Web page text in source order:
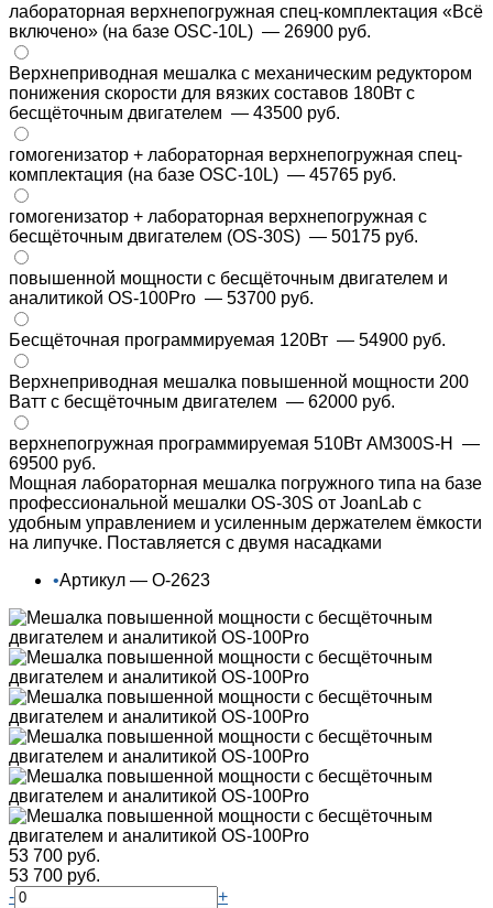
лабораторная верхнепогружная спец-комплектация «Всё
включено» (на базе OSC-10L) — 26900 руб.
Верхнеприводная мешалка с механическим редуктором
понижения скорости для вязких составов 180Вт с
бесщёточным двигателем — 43500 руб.
гомогенизатор + лабораторная верхнепогружная спец-
комплектация (на базе OSC-10L) — 45765 руб.
гомогенизатор + лабораторная верхнепогружная с
бесщёточным двигателем (OS-30S) — 50175 руб.
повышенной мощности с бесщёточным двигателем и
аналитикой OS-100Pro — 53700 руб.
Бесщёточная программируемая 120Вт — 54900 руб.
Верхнеприводная мешалка повышенной мощности 200
Ватт с бесщёточным двигателем — 62000 руб.
верхнепогружная программируемая 510Вт AM300S-H
—
69500 руб.
Мощная лабораторная мешалка погружного типа на базе
профессиональной мешалки OS-30S от JoanLab с
удобным управлением и усиленным держателем ёмкости
на липучке. Поставляется с двумя насадками
•Артикул — О-2623
53 700 руб.
53 700 руб.
-
+